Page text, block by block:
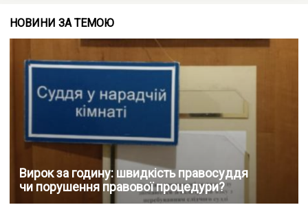
НОВИНИ ЗА ТЕМОЮ
Вирок за годину: швидкість правосуддя
чи порушення правової процедури?